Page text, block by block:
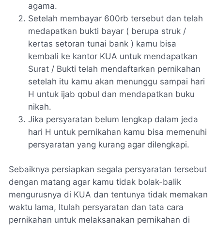
agama.
Setelah membayar 600rb tersebut dan telah
medapatkan bukti bayar ( berupa struk /
kertas setoran tunai bank ) kamu bisa
kembali ke kantor KUA untuk mendapatkan
Surat / Bukti telah mendaftarkan pernikahan
setelah itu kamu akan menunggu sampai hari
H untuk ijab qobul dan mendapatkan buku
nikah.
Jika persyaratan belum lengkap dalam jeda
hari H untuk pernikahan kamu bisa memenuhi
persyaratan yang kurang agar dilengkapi.
Sebaiknya persiapkan segala persyaratan tersebut
dengan matang agar kamu tidak bolak-balik
mengurusnya di KUA dan tentunya tidak memakan
waktu lama, Itulah persyaratan dan tata cara
pernikahan untuk melaksanakan pernikahan di